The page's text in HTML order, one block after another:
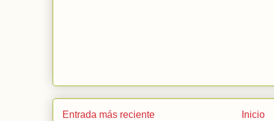
Entrada más reciente Inicio